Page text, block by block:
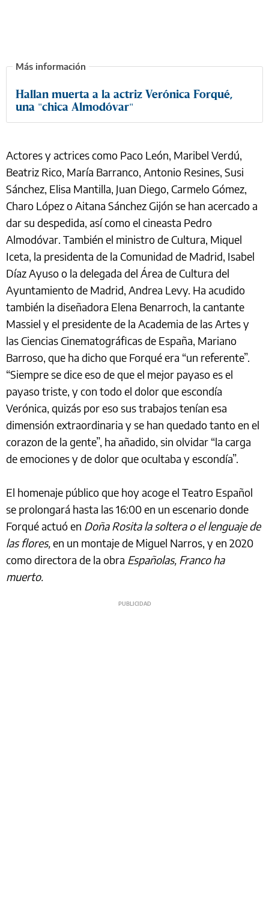
Hallan muerta a la actriz Verónica Forqué,
una "chica Almodóvar"
Actores y actrices como Paco León, Maribel Verdú,
Beatriz Rico, María Barranco, Antonio Resines, Susi
Sánchez, Elisa Mantilla, Juan Diego, Carmelo Gómez,
Charo López o Aitana Sánchez Gijón se han acercado a
dar su despedida, así como el cineasta Pedro
Almodóvar. También el ministro de Cultura, Miquel
Iceta, la presidenta de la Comunidad de Madrid, Isabel
Díaz Ayuso o la delegada del Área de Cultura del
Ayuntamiento de Madrid, Andrea Levy. Ha acudido
también la diseñadora Elena Benarroch, la cantante
Massiel y el presidente de la Academia de las Artes y
las Ciencias Cinematográficas de España, Mariano
Barroso, que ha dicho que Forqué era “un referente”.
“Siempre se dice eso de que el mejor payaso es el
payaso triste, y con todo el dolor que escondía
Verónica, quizás por eso sus trabajos tenían esa
dimensión extraordinaria y se han quedado tanto en el
corazon de la gente”, ha añadido, sin olvidar “la carga
de emociones y de dolor que ocultaba y escondía”.
El homenaje público que hoy acoge el Teatro Español
se prolongará hasta las 16:00 en un escenario donde
Forqué actuó en Doña Rosita la soltera o el lenguaje de
las flores,en un montaje de Miguel Narros, y en 2020
como directora de la obra Españolas, Franco ha
muerto.